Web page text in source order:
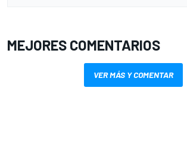
MEJORES COMENTARIOS
VER MÁS Y COMENTAR